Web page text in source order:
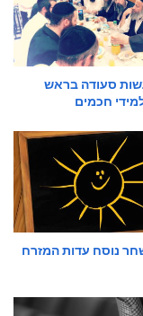
סעודה בראש
חכמים
נוסח עדות המזרח